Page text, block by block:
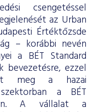
csengetéssel
az Urban
Értéktőzsde
– korábbi nevén
a BÉT Standard
bevezetésre, ezzel
meg a hazai
a BÉT
A vállalat a